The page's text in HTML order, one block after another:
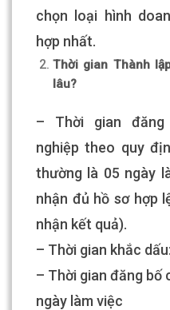
chọn loại hình
hợp nhất.
Thời gian Thành
lâu?
– Thời gian
nghiệp theo quy
thường là 05 ngày
nhận đủ hồ sơ hợp
nhận kết quả).
– Thời gian khắc
– Thời gian đăng bố
ngày làm việc